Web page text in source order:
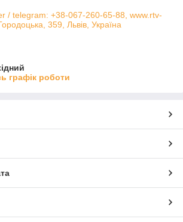
/ telegram: +38-067-260-65-88, www.rtv-
359, Львів, Україна
графік роботи